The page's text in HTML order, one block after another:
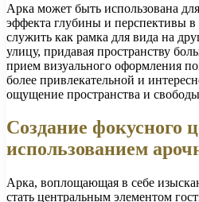
Арка может быть использована
эффекта глубины и перспективы
служить как рамка для вида на
улицу, придавая пространству
прием визуального оформления
более привлекательной и
ощущение пространства и
Создание фокусного
использованием
Арка, воплощающая в себе
стать центральным элементом